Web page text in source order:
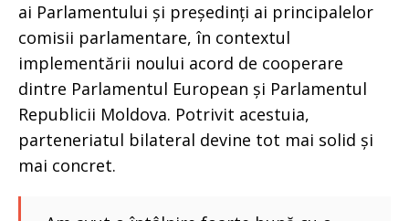
ai Parlamentului și președinți ai principalelor
comisii parlamentare, în contextul
implementării noului acord de cooperare
dintre Parlamentul European și Parlamentul
Republicii Moldova. Potrivit acestuia,
parteneriatul bilateral devine tot mai solid și
mai concret.